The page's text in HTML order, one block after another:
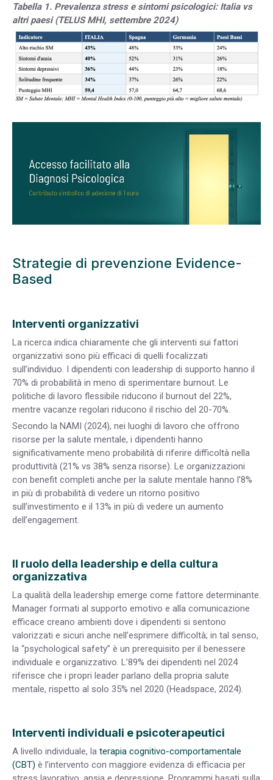
Tabella 1. Prevalenza stress e sintomi psicologici: Italia vs
altri paesi (TELUS MHI, settembre 2024)
Strategie di prevenzione Evidence-
Based
Interventi organizzativi
La ricerca indica chiaramente che gli interventi sui fattori
organizzativi sono più efficaci di quelli focalizzati
sull’individuo. I dipendenti con leadership di supporto hanno il
70% di probabilità in meno di sperimentare burnout. Le
politiche di lavoro flessibile riducono il burnout del 22%,
mentre vacanze regolari riducono il rischio del 20-70%.
Secondo la NAMI (2024), nei luoghi di lavoro che offrono
risorse per la salute mentale, i dipendenti hanno
significativamente meno probabilità di riferire difficoltà nella
produttività (21% vs 38% senza risorse). Le organizzazioni
con benefit completi anche per la salute mentale hanno l’8%
in più di probabilità di vedere un ritorno positivo
sull’investimento e il 13% in più di vedere un aumento
dell’engagement.
Il ruolo della leadership e della cultura
organizzativa
La qualità della leadership emerge come fattore determinante.
Manager formati al supporto emotivo e alla comunicazione
efficace creano ambienti dove i dipendenti si sentono
valorizzati e sicuri anche nell’esprimere difficoltà; in tal senso,
la “psychological safety” è un prerequisito per il benessere
individuale e organizzativo. L’89% dei dipendenti nel 2024
riferisce che i propri leader parlano della propria salute
mentale, rispetto al solo 35% nel 2020 (Headspace, 2024).
Interventi individuali e psicoterapeutici
A livello individuale, la terapia cognitivo-comportamentale
(CBT) è l’intervento con maggiore evidenza di efficacia per